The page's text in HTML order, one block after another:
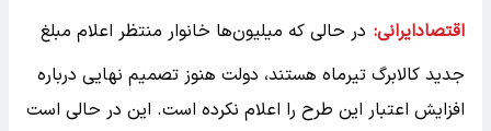
اقتصادایرانی: در حالی که میلیون‌ها خانوار منتظر اعلام مبلغ
جدید کالابرگ تیرماه هستند، دولت هنوز تصمیم نهایی درباره
افزایش اعتبار این طرح را اعلام نکرده است. این در حالی است